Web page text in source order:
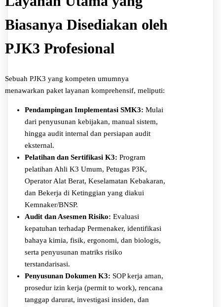
Biasanya Disediakan oleh
PJK3 Profesional
Sebuah PJK3 yang kompeten umumnya
menawarkan paket layanan komprehensif, meliputi:
Pendampingan Implementasi SMK3: Mulai
dari penyusunan kebijakan, manual sistem,
hingga audit internal dan persiapan audit
eksternal.
Pelatihan dan Sertifikasi K3: Program
pelatihan Ahli K3 Umum, Petugas P3K,
Operator Alat Berat, Keselamatan Kebakaran,
dan Bekerja di Ketinggian yang diakui
Kemnaker/BNSP.
Audit dan Asesmen Risiko: Evaluasi
kepatuhan terhadap Permenaker, identifikasi
bahaya kimia, fisik, ergonomi, dan biologis,
serta penyusunan matriks risiko
terstandarisasi.
Penyusunan Dokumen K3: SOP kerja aman,
prosedur izin kerja (permit to work), rencana
tanggap darurat, investigasi insiden, dan